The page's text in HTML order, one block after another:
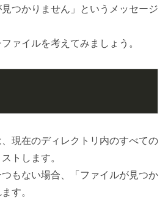
つかりません」というメッセージ
ァイルを考えてみましょう。
現在のディレクトリ内のすべての
トします。
もない場合、「ファイルが見つか
す。